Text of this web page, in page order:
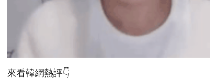
來看韓網熱評👇